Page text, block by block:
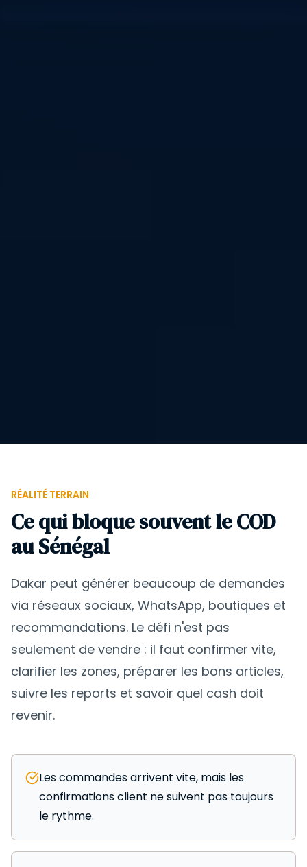
RÉALITÉ TERRAIN
Ce qui bloque souvent le COD
au Sénégal
Dakar peut générer beaucoup de demandes
via réseaux sociaux, WhatsApp, boutiques et
recommandations. Le défi n'est pas
seulement de vendre : il faut confirmer vite,
clarifier les zones, préparer les bons articles,
suivre les reports et savoir quel cash doit
revenir.
Les commandes arrivent vite, mais les
confirmations client ne suivent pas toujours
le rythme.